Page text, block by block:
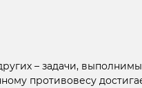
– задачи,
противовесу